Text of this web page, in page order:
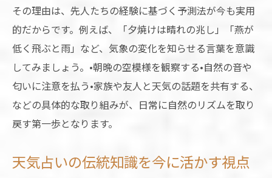
その理由は、先人たちの経験に基づく予測法が今も実用
的だからです。例えば、「夕焼けは晴れの兆し」「燕が
低く飛ぶと雨」など、気象の変化を知らせる言葉を意識
してみましょう。•朝晩の空模様を観察する•自然の音や
匂いに注意を払う•家族や友人と天気の話題を共有する、
などの具体的な取り組みが、日常に自然のリズムを取り
戻す第一歩となります。
天気占いの伝統知識を今に活かす視点